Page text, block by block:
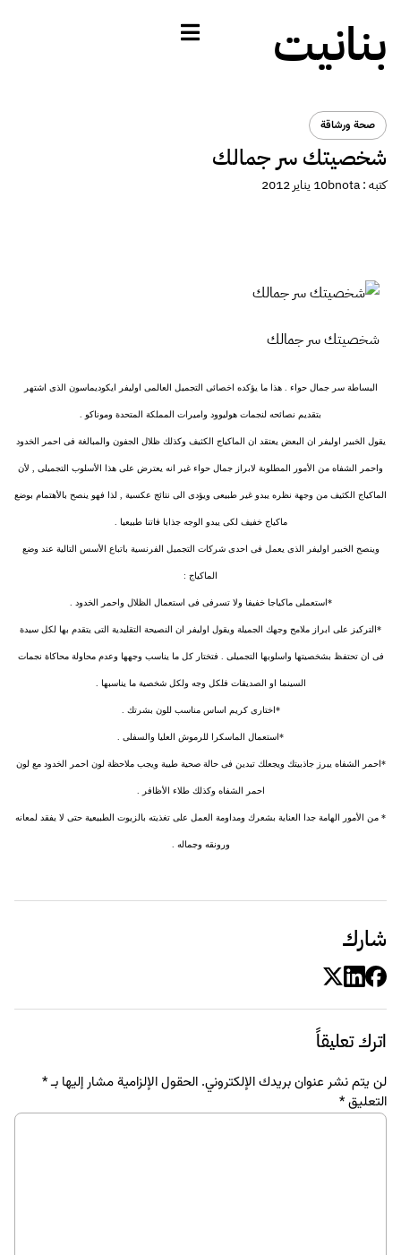
بنانيت
صحة ورشاقة
شخصيتك سر جمالك
كتبه :bnota10 يناير 2012
شخصيتك سر جمالك
البساطة سر جمال حواء . هذا ما يؤكده اخصائى التجميل العالمى اوليفر ايكوديماسون الذى اشتهر
بتقديم نصائحه لنجمات هوليوود واميرات المملكة المتحدة وموناكو .
يقول الخبير اوليفر ان البعض يعتقد ان الماكياج الكثيف وكذلك ظلال الجفون والمبالغة فى احمر الخدود
واحمر الشفاه من الأمور المطلوبة لابراز جمال حواء غير انه يعترض على هذا الأسلوب التجميلى , لأن
الماكياج الكثيف من وجهة نظره يبدو غير طبيعى ويؤدى الى نتائج عكسية , لذا فهو ينصح بالأهتمام بوضع
ماكياج خفيف لكى يبدو الوجه جذابا فاتنا طبيعيا .
وينصح الخبير اوليفر الذى يعمل فى احدى شركات التجميل الفرنسية باتباع الأسس التالية عند وضع
الماكياج :
*استعملى ماكياجا خفيفا ولا تسرفى فى استعمال الظلال واحمر الخدود .
*التركيز على ابراز ملامح وجهك الجميلة ويقول اوليفر ان النصيحة التقليدية التى يتقدم بها لكل سيدة
فى ان تحتفظ بشخصيتها واسلوبها التجميلى . فتختار كل ما يناسب وجهها وعدم محاولة محاكاة نجمات
السينما او الصديقات فلكل وجه ولكل شخصية ما يناسبها .
*اختارى كريم اساس مناسب للون بشرتك .
*استعمال الماسكرا للرموش العليا والسفلى .
*احمر الشفاه يبرز جاذبيتك ويجعلك تبدين فى حالة صحية طيبة ويجب ملاحظة لون احمر الخدود مع لون
احمر الشفاه وكذلك طلاء الأظافر .
* من الأمور الهامة جدا العناية بشعرك ومداومة العمل على تغذيته بالزيوت الطبيعية حتى لا يفقد لمعانه
ورونقه وجماله .
شارك
اترك تعليقاً
لن يتم نشر عنوان بريدك الإلكتروني. الحقول الإلزامية مشار إليها بـ*
التعليق*